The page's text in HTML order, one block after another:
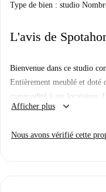
Type de bien : studio
L'avis de
Bienvenue dans ce studio
Entièrement meublé et doté
commodité à ses locataires.
Wi-Fi sont comprises dans
un ascenseur. Idéal pour les
Afficher plus keyboard_arrow_down
Nous avons vérifié cette